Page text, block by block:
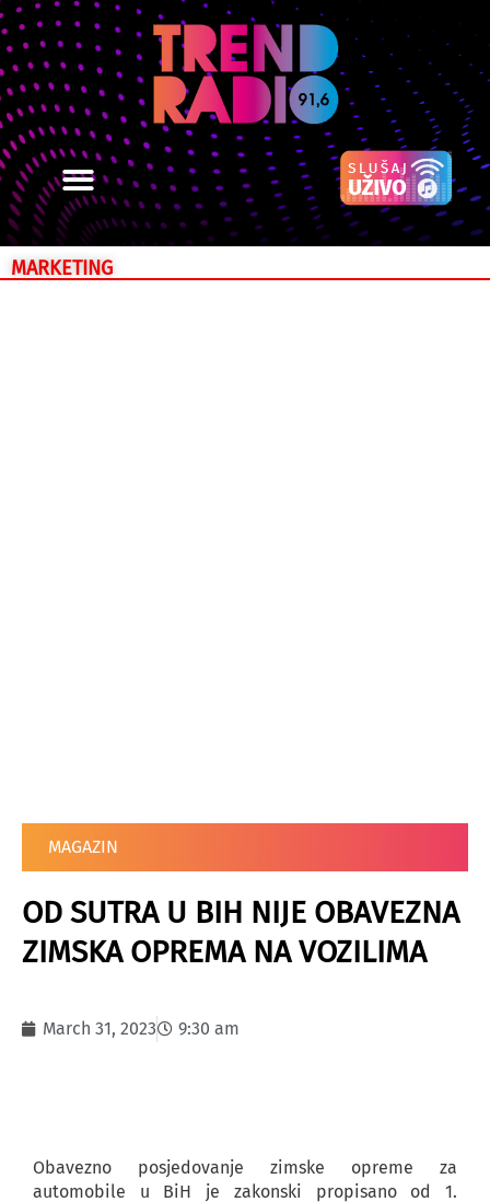
MARKETING
MAGAZIN
OD SUTRA U BIH NIJE OBAVEZNA
ZIMSKA OPREMA NA VOZILIMA
March 31, 2023 9:30 am
Obavezno posjedovanje zimske opreme za
automobile u BiH je zakonski propisano od 1.